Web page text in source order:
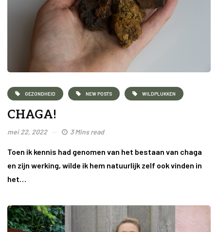
GEZONDHEID NEW POSTS WILDPLUKKEN
CHAGA!
mei 22, 2022 3 Mins read
Toen ik kennis had genomen van het bestaan van chaga
en zijn werking, wilde ik hem natuurlijk zelf ook vinden in
het…